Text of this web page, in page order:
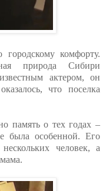
комфорту.
природа Сибири
актером, он
что поселка
память о тех годах –
была особенной. Его
человек, а